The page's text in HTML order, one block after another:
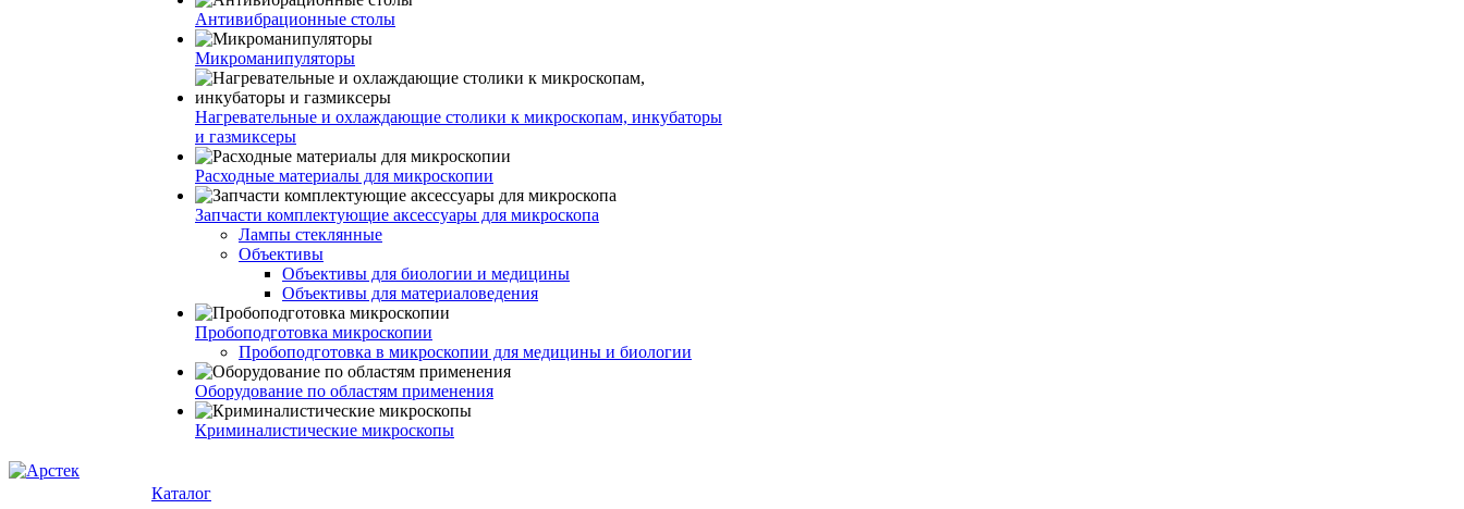
Антивибрационные столы
Микроманипуляторы
Нагревательные и охлаждающие столики к микроскопам, инкубаторы
и газмиксеры
Расходные материалы для микроскопии
Запчасти комплектующие аксессуары для микроскопа
Лампы стеклянные
Объективы
Объективы для биологии и медицины
Объективы для материаловедения
Пробоподготовка микроскопии
Пробоподготовка в микроскопии для медицины и биологии
Оборудование по областям применения
Криминалистические микроскопы
Каталог